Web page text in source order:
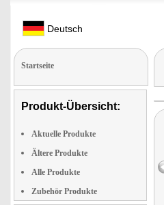
Deutsch
Startseite
Produkt-Übersicht:
Aktuelle Produkte
Ältere Produkte
Alle Produkte
Zubehör Produkte